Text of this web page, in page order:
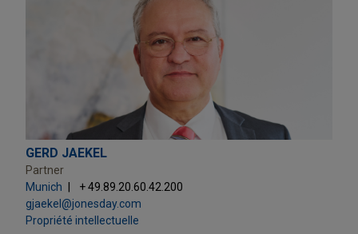
GERD JAEKEL
Partner
Munich
+ 49.89.20.60.42.200
gjaekel@jonesday.com
Propriété intellectuelle